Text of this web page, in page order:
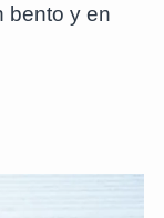
bento y en